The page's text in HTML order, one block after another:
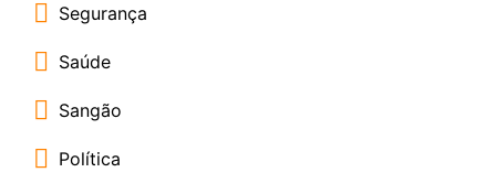
Segurança
Saúde
Sangão
Política